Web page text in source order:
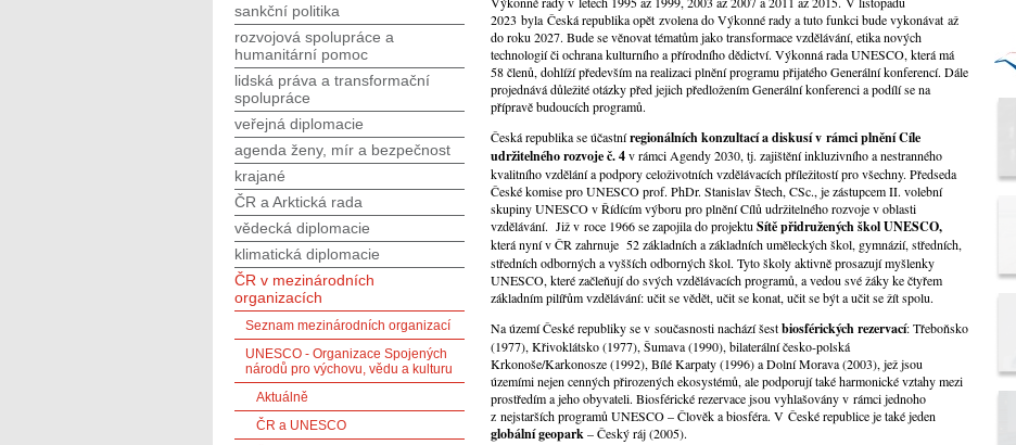
2023 byla Česká republika opět zvolena do Výkonné rady a tuto funkci bude vykonávat až
do roku 2027. Bude se věnovat tématům jako transformace vzdělávání, etika nových
technologií či ochrana kulturního a přírodního dědictví. Výkonná rada UNESCO, která má
58 členů, dohlíží především na realizaci plnění programu přijatého Generální konferencí. Dále
projednává důležité otázky před jejich předložením Generální konferenci a podílí se na
přípravě budoucích programů.
Česká republika se účastníregionálních konzultací a diskusí v rámci plnění Cíle
udržitelného rozvoje č. 4v rámci Agendy 2030, tj. zajištění inkluzivního a nestranného
kvalitního vzdělání a podpory celoživotních vzdělávacích příležitostí pro všechny. Předseda
České komise pro UNESCO prof. PhDr. Stanislav Štech, CSc., je zástupcem II. volební
skupiny UNESCO v Řídícím výboru pro plnění Cílů udržitelného rozvoje v oblasti
vzdělávání. Již v roce 1966 se zapojila do projektu Sítě přidružených škol UNESCO,
která nyní v ČR zahrnuje 52 základních a základních uměleckých škol, gymnázií, středních,
středních odborných a vyšších odborných škol. Tyto školy aktivně prosazují myšlenky
UNESCO, které začleňují do svých vzdělávacích programů, a vedou své žáky ke čtyřem
základním pilířům vzdělávání: učit se vědět, učit se konat, učit se být a učit se žít spolu.
Na území České republiky se v současnosti nachází šestbiosférických rezervací: Třeboňsko
(1977), Křivoklátsko (1977), Šumava (1990), bilaterální česko-polská
Krkonoše/Karkonosze (1992), Bílé Karpaty (1996) a Dolní Morava (2003), jež jsou
územími nejen cenných přirozených ekosystémů, ale podporují také harmonické vztahy mezi
prostředím a jeho obyvateli. Biosférické rezervace jsou vyhlašovány v rámci jednoho
z nejstarších programů UNESCO – Člověk a biosféra. V České republice je také jeden
globální geopark– Český ráj (2005).
sankční politika
rozvojová spolupráce a
humanitární pomoc
lidská práva a transformační
spolupráce
veřejná diplomacie
agenda ženy, mír a bezpečnost
krajané
ČR a Arktická rada
vědecká diplomacie
klimatická diplomacie
ČR v mezinárodních
organizacích
Seznam mezinárodních organizací
UNESCO - Organizace Spojených
národů pro výchovu, vědu a kulturu
Aktuálně
ČR a UNESCO